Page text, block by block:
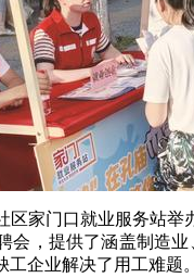
区家门口就业服务站
会，提供了涵盖制造
企业解决了用工难题。